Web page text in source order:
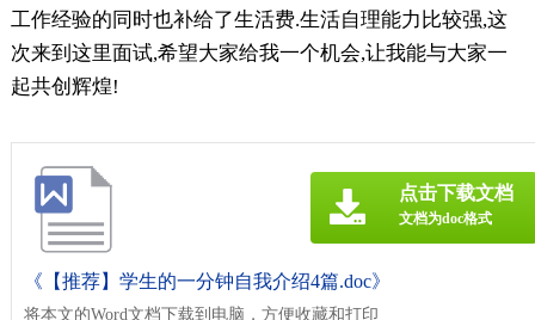
工作经验的同时也补给了生活费.生活自理能力比较强,这
次来到这里面试,希望大家给我一个机会,让我能与大家一
起共创辉煌!
《【推荐】学生的一分钟自我介绍4篇.doc》
将本文的Word文档下载到电脑，方便收藏和打印
点击下载文档
文档为doc格式